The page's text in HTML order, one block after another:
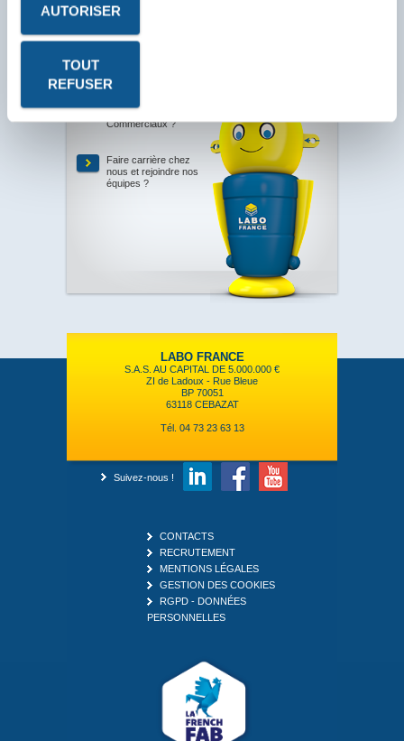
AUTORISER
TOUT
REFUSER
Votre
de nos
Commerciaux ?
Faire carrière chez
nous et rejoindre nos
équipes ?
LABO FRANCE
S.A.S. AU CAPITAL DE 5.000.000 €
ZI de Ladoux - Rue Bleue
BP 70051
63118 CEBAZAT
Tél. 04 73 23 63 13
Suivez-nous !
CONTACTS
RECRUTEMENT
MENTIONS LÉGALES
GESTION DES COOKIES
RGPD - DONNÉES
PERSONNELLES